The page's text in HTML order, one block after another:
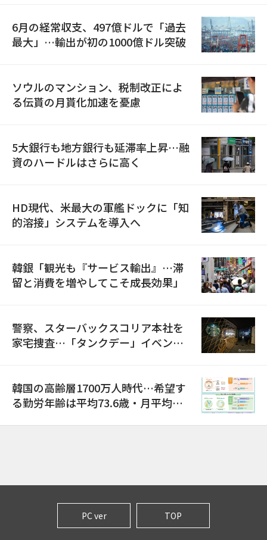
6月の経常収支、497億ドルで「過去
最大」…輸出が初の1000億ドル突破
ソウルのマンション、税制改正によ
る伝貰の月貰化加速を憂慮
5大銀行も地方銀行も延滞率上昇…融
資のハードルはさらに高く
HD現代、米最大の軍艦ドックに「知
的溶接」システムを導入へ
韓銀「観光も『サービス輸出』…滞
留と消費を増やしてこそ成長効果」
警察、スターバックスコリア本社を
家宅捜査…「タンクデー」イベント
韓国の高齢層1700万人時代…希望す
る勤労年齢は平均73.6歳・月平均賃
PC ver TOP